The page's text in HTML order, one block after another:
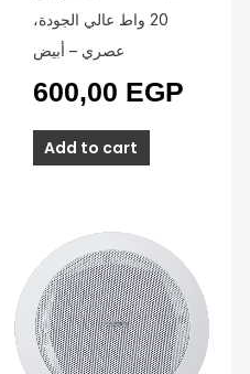
20 واط عالي الجودة،
عصري – أبيض
600,00 EGP
Add to cart